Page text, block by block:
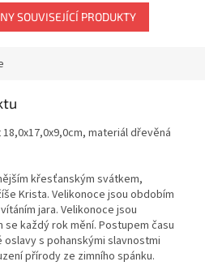
SOUVISEJÍCÍ PRODUKTY
materiál dřevěná
křesťanským svátkem,
Krista. Velikonoce jsou obdobím
jara. Velikonoce jsou
každý rok mění. Postupem času
s pohanskými slavnostmi
přírody ze zimního spánku.